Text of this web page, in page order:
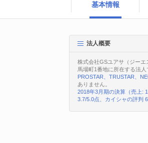
基本情報
法人概要
株式会社GSユアサ（ジー
馬場町1番地に所在する法
PROSTAR、TRUSTAR、
ありません。
2018年3月期の決算（売上:
3.7/5.0点、カイシャの評判